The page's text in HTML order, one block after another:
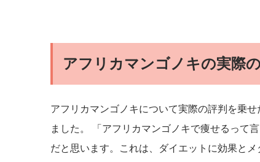
アフリカマンゴノキの実際
アフリカマンゴノキについて実際の評判を乗
ました。 「アフリカマンゴノキで痩せるって
だと思います。これは、ダイエットに効果と